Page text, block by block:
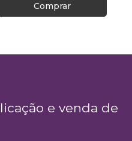
Comprar
e venda de